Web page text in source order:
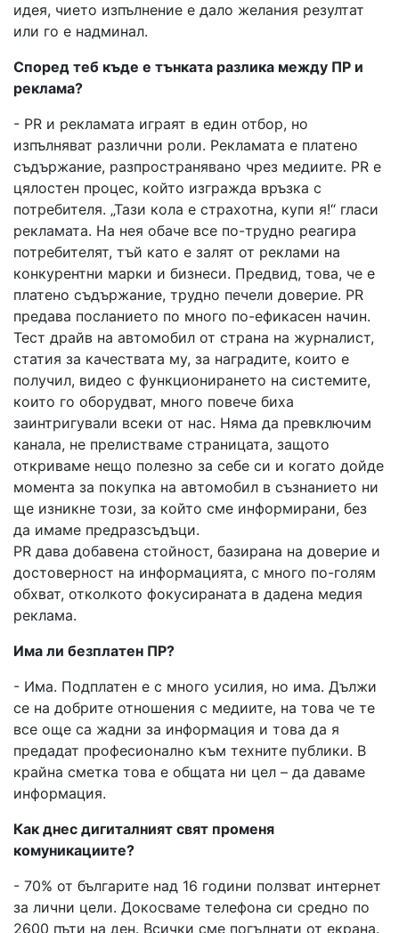
идея, чието изпълнение е дало желания резултат
или го е надминал.
Според теб къде е тънката разлика между ПР и
реклама?
- PR и рекламата играят в един отбор, но
изпълняват различни роли. Рекламата е платено
съдържание, разпространявано чрез медиите. PR е
цялостен процес, който изгражда връзка с
потребителя. „Тази кола е страхотна, купи я!“ гласи
рекламата. На нея обаче все по-трудно реагира
потребителят, тъй като е залят от реклами на
конкурентни марки и бизнеси. Предвид, това, че е
платено съдържание, трудно печели доверие. PR
предава посланието по много по-ефикасен начин.
Тест драйв на автомобил от страна на журналист,
статия за качествата му, за наградите, които е
получил, видео с функционирането на системите,
които го оборудват, много повече биха
заинтригували всеки от нас. Няма да превключим
канала, не прелистваме страницата, защото
откриваме нещо полезно за себе си и когато дойде
момента за покупка на автомобил в съзнанието ни
ще изникне този, за който сме информирани, без
да имаме предразсъдъци.
PR дава добавена стойност, базирана на доверие и
достоверност на информацията, с много по-голям
обхват, отколкото фокусираната в дадена медия
реклама.
Има ли безплатен ПР?
- Има. Подплатен е с много усилия, но има. Дължи
се на добрите отношения с медиите, на това че те
все още са жадни за информация и това да я
предадат професионално към техните публики. В
крайна сметка това е общата ни цел – да даваме
информация.
Как днес дигиталният свят променя
комуникациите?
- 70% от българите над 16 години ползват интернет
за лични цели. Докосваме телефона си средно по
2600 пъти на ден. Всички сме погълнати от екрана.